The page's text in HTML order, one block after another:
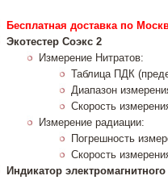
Бесплатная доставка по
Экотестер Соэкс 2
Измерение Нитратов:
Таблица ПДК
Диапазон
Скорость
Измерение радиации:
Погрешность
Скорость
Индикатор